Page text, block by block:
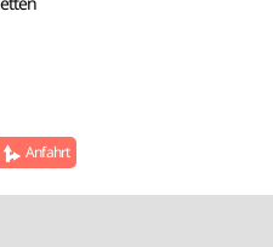
Anfahrt